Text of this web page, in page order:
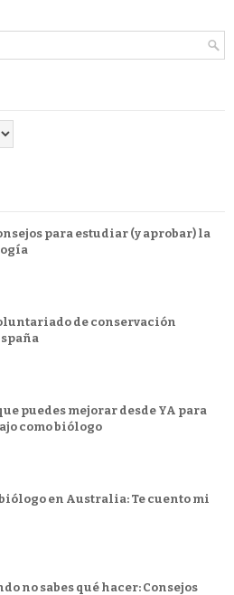
para estudiar (y aprobar) la
de conservación
puedes mejorar desde YA para
como biólogo
en Australia: Te cuento mi
no sabes qué hacer: Consejos